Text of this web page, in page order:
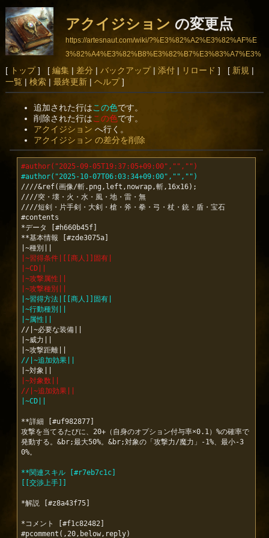
アクイジション の変更点
https://artesnaut.com/wiki/?%E3%82%A2%E3%82%AF%E
3%82%A4%E3%82%B8%E3%82%B7%E3%83%A7%E3%
83%B3
[ トップ] [ 編集| 差分 | バックアップ| 添付| リロード ] [ 新規 |
一覧 | 検索| 最終更新| ヘルプ]
追加された行はこの色です。
削除された行はこの色です。
アクイジション へ行く。
アクイジション の差分を削除
#author("2025-09-05T19:37:05+09:00","","")
#author("2025-10-07T06:03:34+09:00","","")
////&ref(画像/斬.png,left,nowrap,斬,16x16);
////突・壊・火・水・風・地・雷・無
////短剣・片手剣・大剣・槍・斧・拳・弓・杖・銃・盾・宝石
#contents
*データ [#h660b45f]
**基本情報 [#zde3075a]
|~習得条件|[[商人]]固有|
|~CD||
|~攻撃属性||
|~攻撃種別||
|~習得方法|[[商人]]固有|
|~行動種別||
|~属性||
//|~必要な装備||
|~威力||
//|~追加効果||
|~対象数||
//|~追加効果||
|~CD||
**詳細 [#uf982877]
攻撃を当てるたびに、20+（自身のオプション付与率×0.1）%の確率で
発動する。&br;最大50%。&br;対象の「攻撃力/魔力」-1%、最小-3
0%。
**関連スキル [#r7eb7c1c]
[[交渉上手]]
*解説 [#z8a43f75]
*コメント [#f1c82482]
#pcomment(,20,below,reply)